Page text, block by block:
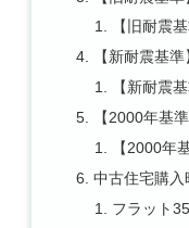
【旧耐震
【新耐震基
【新耐震
【2000年基
【2000年
中古住宅購入
フラット